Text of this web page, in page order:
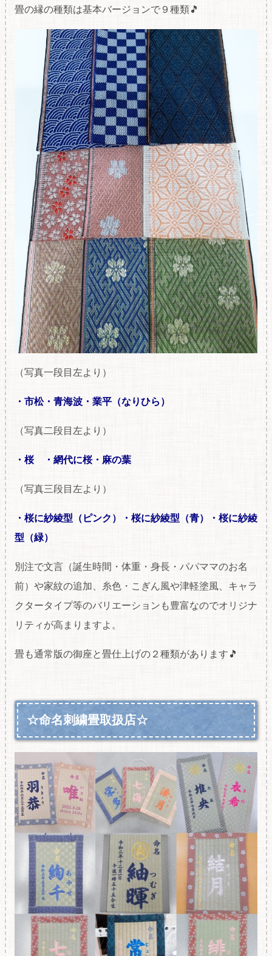
畳の縁の種類は基本バージョンで９種類🎵
（写真一段目左より）
・市松・青海波・業平（なりひら）
（写真二段目左より）
・桜 ・網代に桜・麻の葉
（写真三段目左より）
・桜に紗綾型（ピンク）・桜に紗綾型（青）・桜に紗綾
型（緑）
別注で文言（誕生時間・体重・身長・パパママのお名
前）や家紋の追加、糸色・こぎん風や津軽塗風、キャラ
クタータイプ等のバリエーションも豊富なのでオリジナ
リティが高まりますよ。
畳も通常版の御座と畳仕上げの２種類があります🎵
☆命名刺繍畳取扱店☆